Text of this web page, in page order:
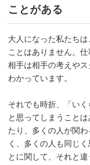
ことがある
大人になった私たち
ことはありません。
相手は相手の考えや
わかっています。
それでも時折、「いく
と思ってしまうこと
たり、多くの人が関
く、多くの人も同じ
とに関して、それと